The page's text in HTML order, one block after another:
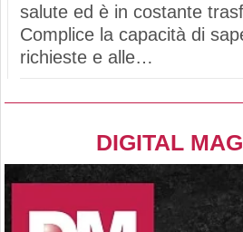
salute ed è in costante
Complice la capacità di
richieste e alle…
DIGITAL